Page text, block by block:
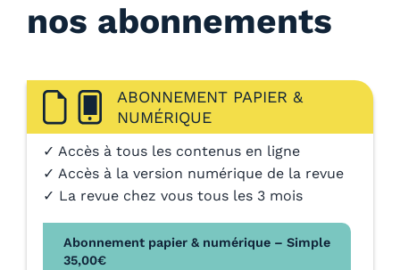
nos abonnements
ABONNEMENT PAPIER &
NUMÉRIQUE
✓ Accès à tous les contenus en ligne
✓ Accès à la version numérique de la revue
✓ La revue chez vous tous les 3 mois
Abonnement papier & numérique – Simple
35,00€